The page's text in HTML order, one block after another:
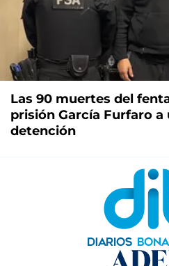
Las 90 muertes del
prisión García Furfaro a
detención